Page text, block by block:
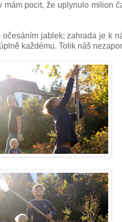
pocit, že uplynulo milion
jablek; zahrada je k
každému. Tolik náš